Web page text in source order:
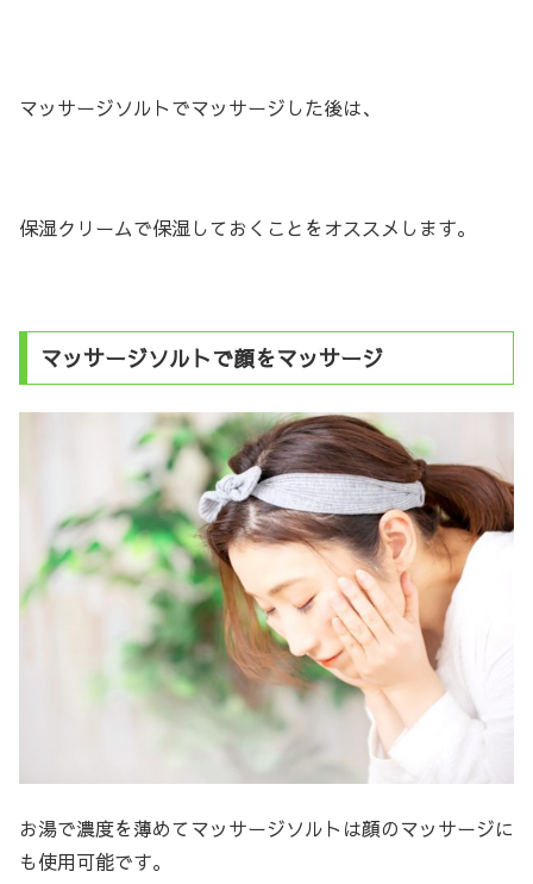
マッサージソルトでマッサージした後は、
保湿クリームで保湿しておくことをオススメします。
マッサージソルトで顔をマッサージ
お湯で濃度を薄めてマッサージソルトは顔のマッサージに
も使用可能です。